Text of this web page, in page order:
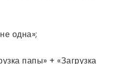
одна»;
папы» + «Загрузка